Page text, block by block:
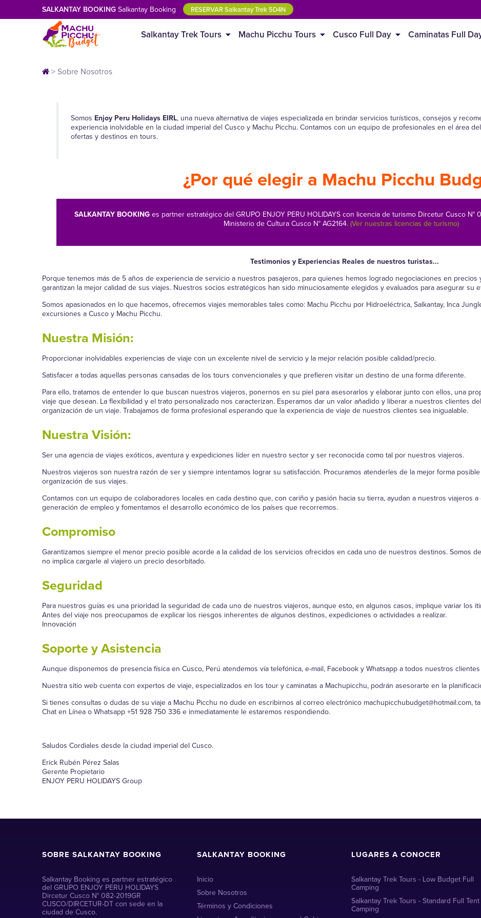
SALKANTAY BOOKING Salkantay Booking RESERVAR Salkantay Trek 5D4N
Salkantay Trek Tours Machu Picchu Tours Cusco Full Day Caminatas Full
> Sobre Nosotros
Somos Enjoy Peru Holidays EIRL, una nueva alternativa de viajes especializada en brindar servicios turísticos, consejos y
experiencia inolvidable en la ciudad imperial del Cusco y Machu Picchu. Contamos con un equipo de profesionales en el área
ofertas y destinos en tours.
¿Por qué elegir a Machu Picchu
SALKANTAY BOOKING es partner estratégico del GRUPO ENJOY PERU HOLIDAYS con licencia de turismo Dircetur Cusco N°
Ministerio de Cultura Cusco N° AG2164. (Ver nuestras licencias de turismo)
Testimonios y Experiencias Reales de nuestros turistas...
Porque tenemos más de 5 años de experiencia de servicio a nuestros pasajeros, para quienes hemos logrado negociaciones en
garantizan la mejor calidad de sus viajes. Nuestros socios estratégicos han sido minuciosamente elegidos y evaluados para asegurar su
Somos apasionados en lo que hacemos, ofrecemos viajes memorables tales como: Machu Picchu por Hidroeléctrica, Salkantay, Inca
excursiones a Cusco y Machu Picchu.
Nuestra Misión:
Proporcionar inolvidables experiencias de viaje con un excelente nivel de servicio y la mejor relación posible calidad/precio.
Satisfacer a todas aquellas personas cansadas de los tours convencionales y que prefieren visitar un destino de una forma diferente.
Para ello, tratamos de entender lo que buscan nuestros viajeros, ponernos en su piel para asesorarlos y elaborar junto con ellos, una
viaje que desean. La flexibilidad y el trato personalizado nos caracterizan. Esperamos dar un valor añadido y liberar a nuestros clientes
organización de un viaje. Trabajamos de forma profesional esperando que la experiencia de viaje de nuestros clientes sea inigualable.
Nuestra Visión:
Ser una agencia de viajes exóticos, aventura y expediciones líder en nuestro sector y ser reconocida como tal por nuestros viajeros.
Nuestros viajeros son nuestra razón de ser y siempre intentamos lograr su satisfacción. Procuramos atenderles de la mejor forma
organización de sus viajes.
Contamos con un equipo de colaboradores locales en cada destino que, con cariño y pasión hacia su tierra, ayudan a nuestros viajeros
generación de empleo y fomentamos el desarrollo económico de los países que recorremos.
Compromiso
Garantizamos siempre el menor precio posible acorde a la calidad de los servicios ofrecidos en cada uno de nuestros destinos. Somos
no implica cargarle al viajero un precio desorbitado.
Seguridad
Para nuestros guías es una prioridad la seguridad de cada uno de nuestros viajeros, aunque esto, en algunos casos, implique variar los
Antes del viaje nos preocupamos de explicar los riesgos inherentes de algunos destinos, expediciones o actividades a realizar.
Innovación
Soporte y Asistencia
Aunque disponemos de presencia física en Cusco, Perú atendemos vía telefónica, e-mail, Facebook y Whatsapp a todos nuestros
Nuestra sitio web cuenta con expertos de viaje, especializados en los tour y caminatas a Machupicchu, podrán asesorarte en la
Si tienes consultas o dudas de su viaje a Machu Picchu no dude en escribirnos al correo electrónico machupicchubudget@hotmail.com,
Chat en Línea o Whatsapp +51 928 750 336 e inmediatamente le estaremos respondiendo.
Saludos Cordiales desde la ciudad imperial del Cusco.
Erick Rubén Pérez Salas
Gerente Propietario
ENJOY PERU HOLIDAYS Group
SOBRE SALKANTAY BOOKING
Salkantay Booking es partner estratégico
del GRUPO ENJOY PERU HOLIDAYS
Dircetur Cusco N° 082-2019GR
CUSCO/DIRCETUR-DT con sede en la
ciudad de Cusco.
SALKANTAY BOOKING
Inicio
Sobre Nosotros
Términos y Condiciones
LUGARES A CONOCER
Salkantay Trek Tours - Low Budget Full
Camping
Salkantay Trek Tours - Standard Full Tent
Camping